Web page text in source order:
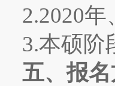
2.2020
3.本硕阶
五、报